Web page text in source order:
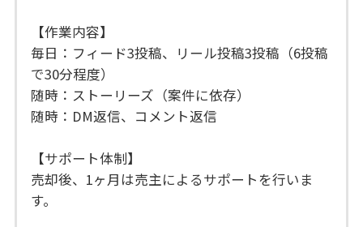
【作業内容】
毎日：フィード3投稿、リール投稿3投稿（6投稿
で30分程度）
随時：ストーリーズ（案件に依存）
随時：DM返信、コメント返信
【サポート体制】
売却後、1ヶ月は売主によるサポートを行いま
す。